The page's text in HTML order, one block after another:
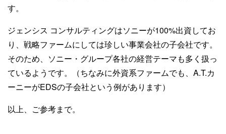
す。
ジェンシス コンサルティングはソニーが100%出資してお
り、戦略ファームにしては珍しい事業会社の子会社です。
そのため、ソニー・グループ各社の経営テーマも多く扱っ
ているようです。（ちなみに外資系ファームでも、A.T.カ
ーニーがEDSの子会社という例があります）
以上、ご参考まで。